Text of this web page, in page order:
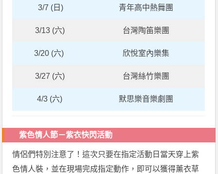
3/7 (日) 青年高中熱舞團
3/13 (六) 台灣陶笛樂團
3/20 (六) 欣悅室內樂集
3/27 (六) 台灣絲竹樂團
4/3 (六) 默思樂音樂劇團
紫色情人節－紫衣快閃活動
情侶們特別注意了！這次只要在指定活動日當天穿上紫
色情人裝，並在現場完成指定動作，即可以獲得薰衣草